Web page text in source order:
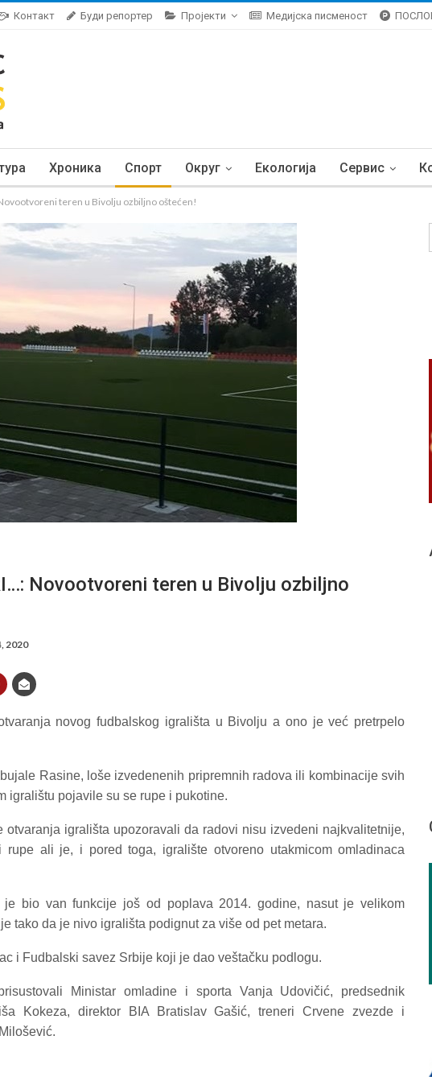
Контакт Буди репортер Пројекти Медијска писменост
Хроника Спорт Округ Екологија Сервис
teren u Bivolju ozbiljno oštećen!
Novootvoreni teren u Bivolju ozbiljno
2020
novog fudbalskog igrališta u Bivolju a ono je već pretrpelo
Rasine, loše izvedenenih pripremnih radova ili kombinacije svih
igralištu pojavile su se rupe i pukotine.
otvaranja igrališta upozoravali da radovi nisu izvedeni najkvalitetnije,
ali je, i pored toga, igralište otvoreno utakmicom omladinaca
je bio van funkcije još od poplava 2014. godine, nasut je velikom
tako da je nivo igrališta podignut za više od pet metara.
i Fudbalski savez Srbije koji je dao veštačku podlogu.
Ministar omladine i sporta Vanja Udovičić, predsednik
Kokeza, direktor BIA Bratislav Gašić, treneri Crvene zvezde i